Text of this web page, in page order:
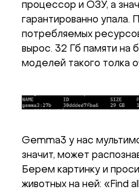
процессор и ОЗУ, а
гарантированно
потребляемых
вырос. 32 Гб памяти на
моделей такого толка
Gemma3 у нас
значит, может
Берем картинку и
животных на ней: «Find